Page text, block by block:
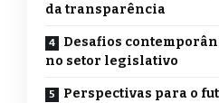
da transparência
Desafios
no setor legislativo
Perspectivas para o